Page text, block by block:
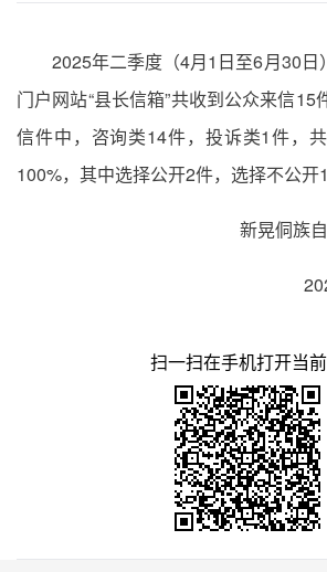
2025年二季度（4月1日至6月30日
门户网站“县长信箱”共收到公众来信15
信件中，咨询类14件，投诉类1件，
100%，其中选择公开2件，选择不公开
新晃侗族
扫一扫在手机打开当